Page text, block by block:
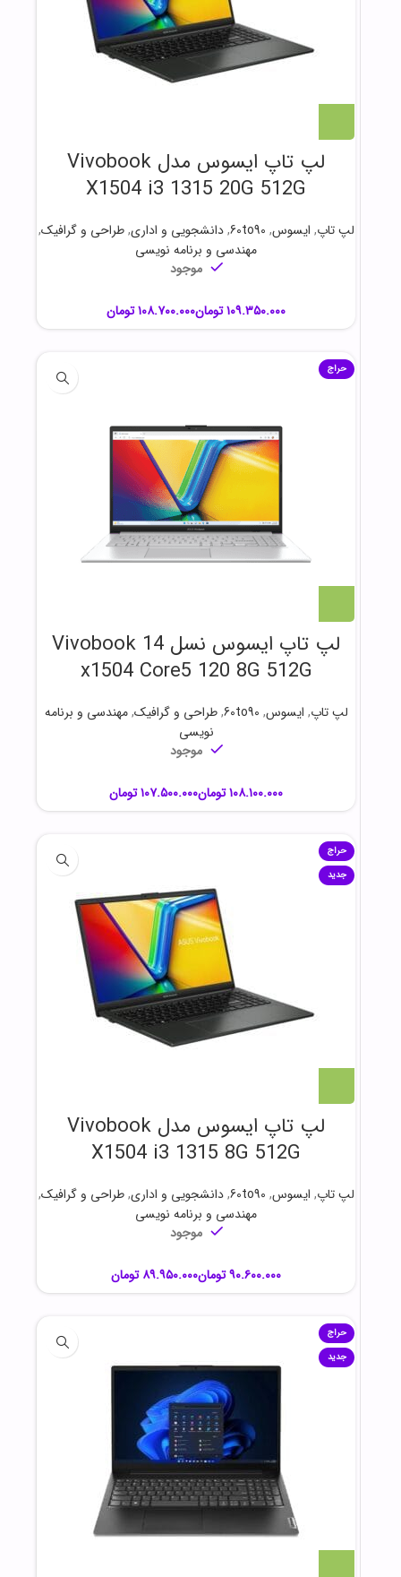
لپ تاپ ایسوس مدل Vivobook
X1504 i3 1315 20G 512G
لپ تاپ, ایسوس,
60to90
,دانشجویی و اداری,طراحی و گرافیک,
مهندسی و برنامه نویسی
موجود
تومان تومان
حراج
لپ تاپ ایسوس نسل 14 Vivobook
x1504 Core5 120 8G 512G
لپ تاپ, ایسوس,
60to90
,طراحی و گرافیک,مهندسی و برنامه
نویسی
موجود
تومان تومان
حراج
جدید
لپ تاپ ایسوس مدل Vivobook
X1504 i3 1315 8G 512G
لپ تاپ, ایسوس,
60to90
,دانشجویی و اداری,طراحی و گرافیک,
مهندسی و برنامه نویسی
موجود
تومان تومان
حراج
جدید